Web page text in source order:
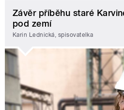
Závěr příběhu staré
pod zemí
Karin Lednická, spisovatelka